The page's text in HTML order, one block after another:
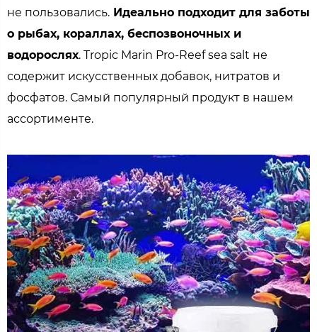
не пользовались. Идеально подходит для заботы
о рыбах, кораллах, беспозвоночных и
водорослях. Tropic Marin Pro-Reef sea salt не
содержит искусственных добавок, нитратов и
фосфатов. Самый популярный продукт в нашем
ассортименте.